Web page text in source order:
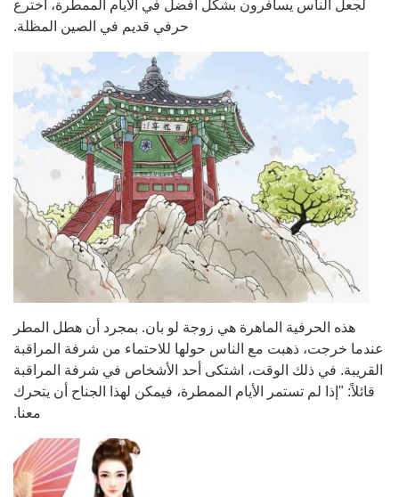
لجعل الناس يسافرون بشكل أفضل في الأيام الممطرة، اخترع
حرفي قديم في الصين المظلة.
هذه الحرفية الماهرة هي زوجة لو بان. بمجرد أن هطل المطر
عندما خرجت، ذهبت مع الناس حولها للاحتماء من شرفة المراقبة
القريبة. في ذلك الوقت، اشتكى أحد الأشخاص في شرفة المراقبة
قائلاً: "إذا لم تستمر الأيام الممطرة، فيمكن لهذا الجناح أن يتحرك
معنا.